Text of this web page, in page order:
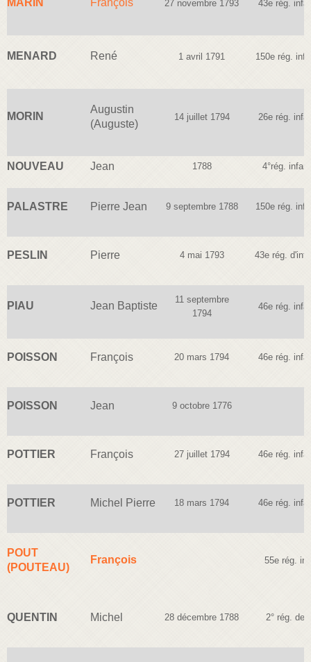
MARIN François 27 novembre 1793 43e rég.
MENARD René 1 avril 1791 150e rég.
MORIN
Augustin
(Auguste)
14 juillet 1794 26e rég.
NOUVEAU Jean 1788 4°rég.
PALASTRE Pierre Jean 9 septembre 1788 150e rég.
PESLIN Pierre 4 mai 1793 43e rég.
PIAU Jean Baptiste
11 septembre
1794
46e rég.
POISSON François 20 mars 1794 46e rég.
POISSON Jean 9 octobre 1776
POTTIER François 27 juillet 1794 46e rég.
POTTIER Michel Pierre 18 mars 1794 46e rég.
POUT
(POUTEAU)
François 55e rég.
QUENTIN Michel 28 décembre 1788 2° rég.